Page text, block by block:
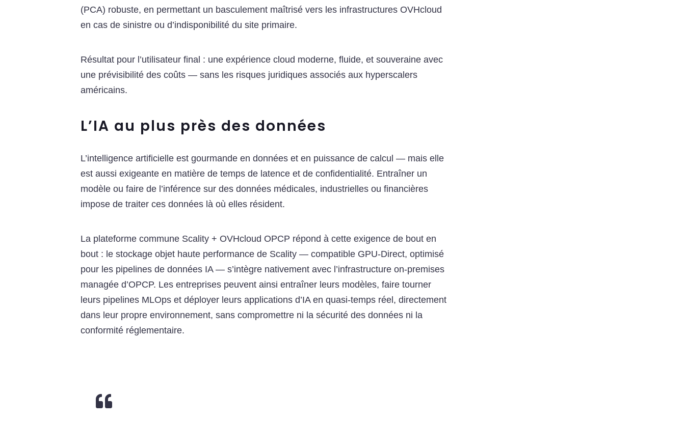
(PCA) robuste, en permettant un basculement maîtrisé vers les infrastructures OVHcloud
en cas de sinistre ou d’indisponibilité du site primaire.
Résultat pour l’utilisateur final : une expérience cloud moderne, fluide, et souveraine avec
une prévisibilité des coûts — sans les risques juridiques associés aux hyperscalers
américains.
L’IA au plus près des données
L’intelligence artificielle est gourmande en données et en puissance de calcul — mais elle
est aussi exigeante en matière de temps de latence et de confidentialité. Entraîner un
modèle ou faire de l’inférence sur des données médicales, industrielles ou financières
impose de traiter ces données là où elles résident.
La plateforme commune Scality + OVHcloud OPCP répond à cette exigence de bout en
bout : le stockage objet haute performance de Scality — compatible GPU-Direct, optimisé
pour les pipelines de données IA — s’intègre nativement avec l’infrastructure on-premises
managée d’OPCP. Les entreprises peuvent ainsi entraîner leurs modèles, faire tourner
leurs pipelines MLOps et déployer leurs applications d’IA en quasi-temps réel, directement
dans leur propre environnement, sans compromettre ni la sécurité des données ni la
conformité réglementaire.
